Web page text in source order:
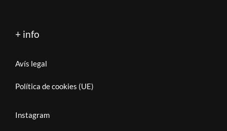
+ info
Avís legal
Política de cookies (UE)
Instagram